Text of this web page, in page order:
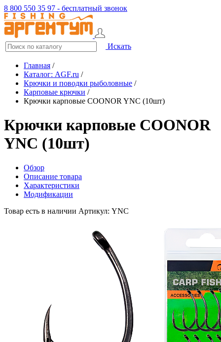
8 800 550 35 97 - бесплатный звонок
Искать
Главная /
Каталог: AGF.ru /
Крючки и поводки рыболовные /
Карповые крючки /
Крючки карповые COONOR YNC (10шт)
Крючки карповые COONOR
YNC (10шт)
Обзор
Описание товара
Характеристики
Модификации
Товар есть в наличии Артикул: YNC